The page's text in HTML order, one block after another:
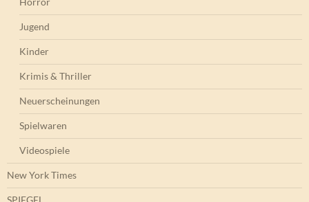
Jugend
Kinder
Krimis & Thriller
Neuerscheinungen
Spielwaren
Videospiele
New York Times